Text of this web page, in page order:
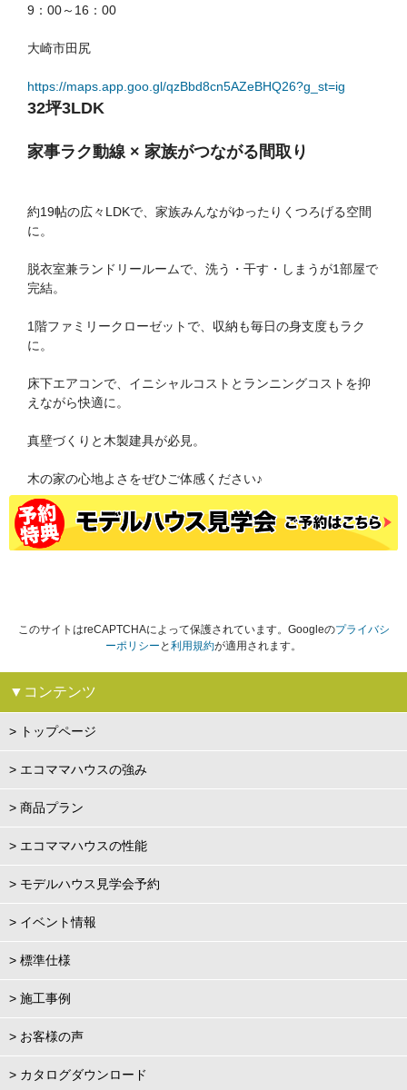
9：00～16：00
大崎市田尻
https://maps.app.goo.gl/qzBbd8cn5AZeBHQ26?g_st=ig
32坪3LDK
家事ラク動線 × 家族がつながる間取り
約19帖の広々LDKで、家族みんながゆったりくつろげる空間
に。
脱衣室兼ランドリールームで、洗う・干す・しまうが1部屋で
完結。
1階ファミリークローゼットで、収納も毎日の身支度もラク
に。
床下エアコンで、イニシャルコストとランニングコストを抑
えながら快適に。
真壁づくりと木製建具が必見。
木の家の心地よさをぜひご体感ください♪
このサイトはreCAPTCHAによって保護されています。Googleのプライバシ
ーポリシー と 利用規約が適用されます。
▼コンテンツ
> トップページ
> エコママハウスの強み
> 商品プラン
> エコママハウスの性能
> モデルハウス見学会予約
> イベント情報
> 標準仕様
> 施工事例
> お客様の声
> カタログダウンロード